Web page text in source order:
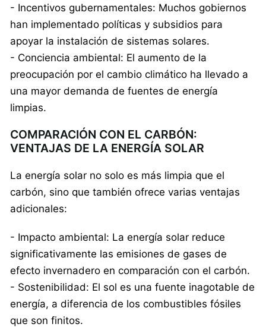
- Incentivos gubernamentales: Muchos gobiernos
han implementado políticas y subsidios para
apoyar la instalación de sistemas solares.
- Conciencia ambiental: El aumento de la
preocupación por el cambio climático ha llevado a
una mayor demanda de fuentes de energía
limpias.
COMPARACIÓN CON EL CARBÓN:
VENTAJAS DE LA ENERGÍA SOLAR
La energía solar no solo es más limpia que el
carbón, sino que también ofrece varias ventajas
adicionales:
- Impacto ambiental: La energía solar reduce
significativamente las emisiones de gases de
efecto invernadero en comparación con el carbón.
- Sostenibilidad: El sol es una fuente inagotable de
energía, a diferencia de los combustibles fósiles
que son finitos.